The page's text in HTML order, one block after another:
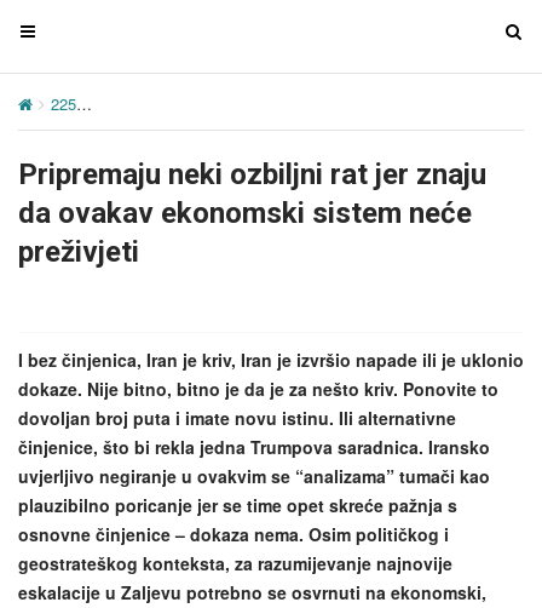
T
g
e
n
v
a
o
T
a
225
Pripremaju neki ozbiljni rat jer znaju
da ovakav ekonomski sistem neće
preživjeti
I bez činjenica, Iran je kriv, Iran je izvršio napade ili je uklonio
dokaze. Nije bitno, bitno je da je za nešto kriv. Ponovite to
dovoljan broj puta i imate novu istinu. Ili alternativne
činjenice, što bi rekla jedna Trumpova saradnica. Iransko
uvjerljivo negiranje u ovakvim se “analizama” tumači kao
plauzibilno poricanje jer se time opet skreće pažnja s
osnovne činjenice – dokaza nema. Osim političkog i
geostrateškog konteksta, za razumijevanje najnovije
eskalacije u Zaljevu potrebno se osvrnuti na ekonomski,